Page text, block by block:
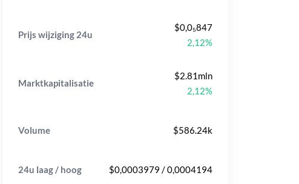
Prijs wijziging 24u
$0,0₅847
2,12%
Marktkapitalisatie
$2.81mln
2,12%
Volume $586.24k
24u laag / hoog $0,0003979 / 0,0004194